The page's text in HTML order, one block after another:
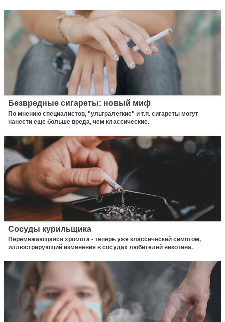
Безвредные сигареты: новый миф
По мнению специалистов, "ультралегкие" и т.п. сигареты могут
нанести еще больше вреда, чем классические.
Сосуды курильщика
Перемежающаяся хромота - теперь уже классический симптом,
иллюстрирующий изменения в сосудах любителей никотина.